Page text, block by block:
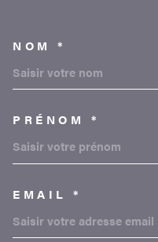
NOM *
PRÉNOM *
EMAIL *